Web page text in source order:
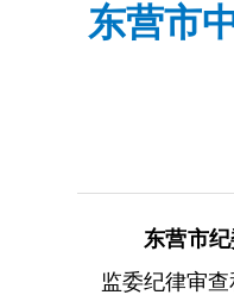
东营市
东营市
监委纪律审查